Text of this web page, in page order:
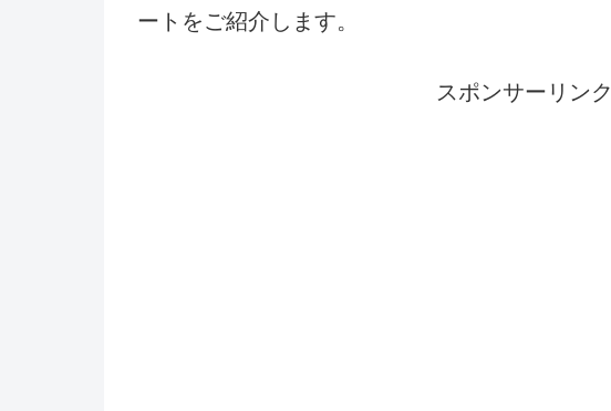
ート をご紹介します。
スポンサーリンク